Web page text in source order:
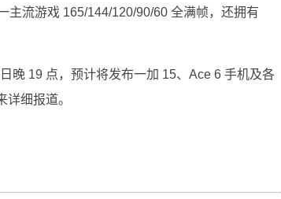
主流游戏 165/144/120/90/60 全满帧，还拥有
晚 19 点，预计将发布一加 15、Ace 6 手机及各
细报道。